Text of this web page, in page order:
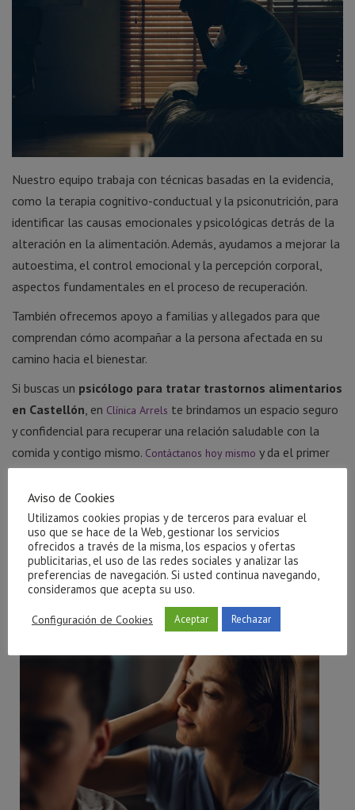
Nuestro equipo trabaja con técnicas basadas en la evidencia,
como la terapia cognitivo-conductual y la psiconutrición, para
identificar las causas emocionales y psicológicas detrás de la
alteración en la alimentación. Además, ayudamos a mejorar la
autoestima, el control emocional y la percepción corporal,
aspectos fundamentales en el proceso de recuperación.
También ofrecemos apoyo a familias y allegados para que
comprendan cómo acompañar a la persona afectada en su
camino hacia el bienestar.
Si buscas un psicólogo para tratar trastornos alimentarios
en Castellón , en Clínica Arrels te brindamos un espacio seguro
y confidencial para recuperar una relación saludable con la
comida y contigo mismo. Contáctanos hoy mismo y da el primer
paso hacia tu bienestar.
Publicaciones Relacionadas
Aviso de Cookies
Utilizamos cookies propias y de terceros para evaluar el
uso que se hace de la Web, gestionar los servicios
ofrecidos a través de la misma, los espacios y ofertas
publicitarias, el uso de las redes sociales y analizar las
preferencias de navegación. Si usted continua navegando,
consideramos que acepta su uso.
Configuración de Cookies Aceptar Rechazar